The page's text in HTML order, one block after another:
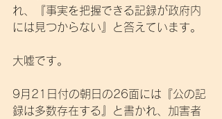
れ、『事実を把握できる記録が政府内
には見つからない』と答えています。
大嘘です。
9月21日付の朝日の26面には『公の記
録は多数存在する』と書かれ、加害者